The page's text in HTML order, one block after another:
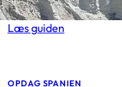
Læs guiden
OPDAG SPANIEN